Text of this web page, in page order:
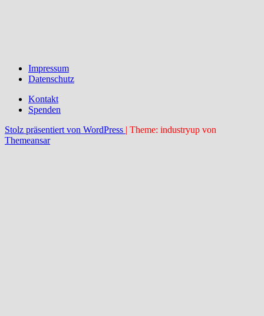
Impressum
Datenschutz
Kontakt
Spenden
Stolz präsentiert von WordPress | Theme: industryup von
Themeansar